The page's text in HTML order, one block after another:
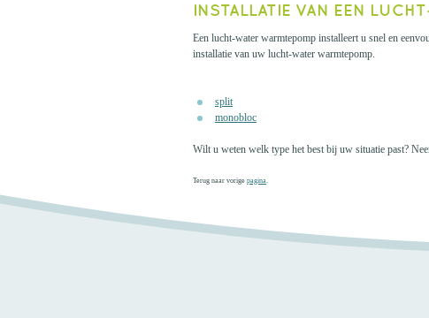
INSTALLATIE VAN EEN
Een lucht-water warmtepomp installeert u snel en
installatie van uw lucht-water warmtepomp.
split
monobloc
Wilt u weten welk type het best bij uw situatie past?
Terug naar vorige pagina.